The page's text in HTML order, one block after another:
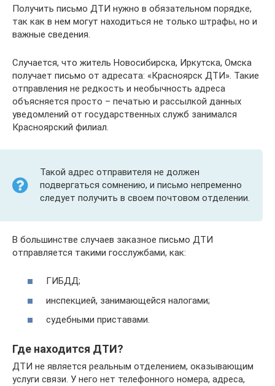
Получить письмо ДТИ нужно в обязательном порядке,
так как в нем могут находиться не только штрафы, но и
важные сведения.
Случается, что житель Новосибирска, Иркутска, Омска
получает письмо от адресата: «Красноярск ДТИ». Такие
отправления не редкость и необычность адреса
объясняется просто – печатью и рассылкой данных
уведомлений от государственных служб занимался
Красноярский филиал.
Такой адрес отправителя не должен
подвергаться сомнению, и письмо непременно
следует получить в своем почтовом отделении.
В большинстве случаев заказное письмо ДТИ
отправляется такими госслужбами, как:
ГИБДД;
инспекцией, занимающейся налогами;
судебными приставами.
Где находится ДТИ?
ДТИ не является реальным отделением, оказывающим
услуги связи. У него нет телефонного номера, адреса,